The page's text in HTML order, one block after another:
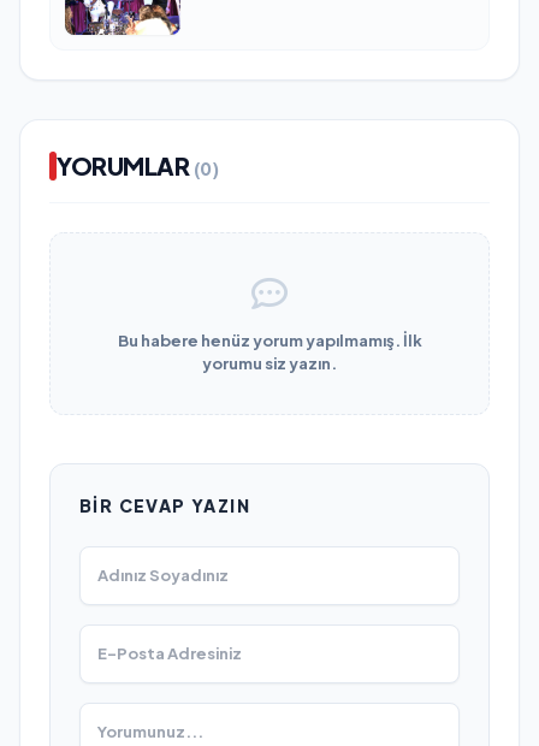
YORUMLAR (0)
Bu habere henüz yorum yapılmamış. İlk
yorumu siz yazın.
BIR CEVAP YAZIN